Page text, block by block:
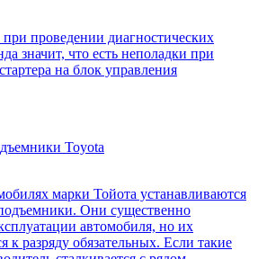
проведении диагностических
значит, что есть неполадки при
на блок управления
Toyota
марки Тойота устанавливаются
Они существенно
автомобиля, но их
к разряду обязательных. Если такие